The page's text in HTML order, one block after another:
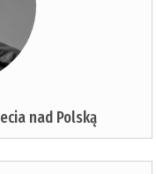
nad Polską